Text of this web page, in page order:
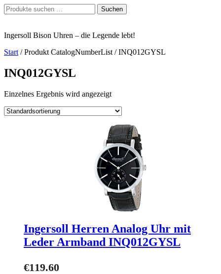
Zum
Inhalt
Suchen
nach:
Suchen
Ingersoll Bison Uhren – die Legende lebt!
Start / Produkt CatalogNumberList / INQ012GYSL
INQ012GYSL
Einzelnes Ergebnis wird angezeigt
Ingersoll Herren Analog Uhr mit
Leder Armband INQ012GYSL
€119.60